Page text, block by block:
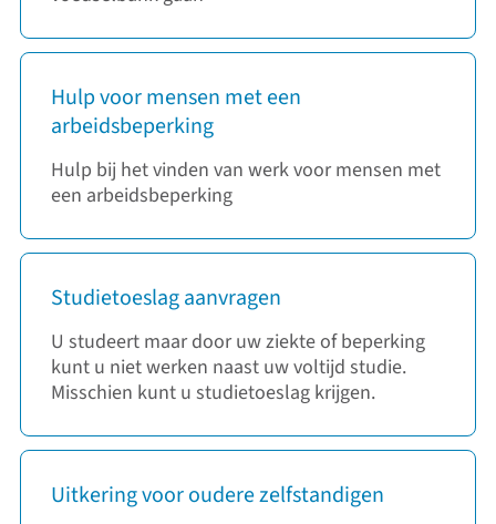
Hulp voor mensen met een
arbeidsbeperking
Hulp bij het vinden van werk voor mensen met
een arbeidsbeperking
Studietoeslag aanvragen
U studeert maar door uw ziekte of beperking
kunt u niet werken naast uw voltijd studie.
Misschien kunt u studietoeslag krijgen.
Uitkering voor oudere zelfstandigen